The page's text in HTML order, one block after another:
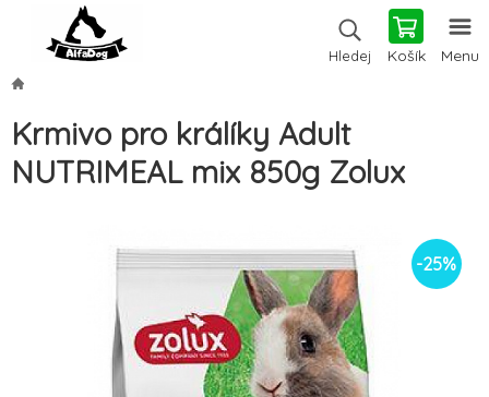
Hledej Košík Menu
Krmivo pro králíky Adult
NUTRIMEAL mix 850g Zolux
-25%